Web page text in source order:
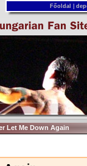
Főoldal
Let Me Down Again